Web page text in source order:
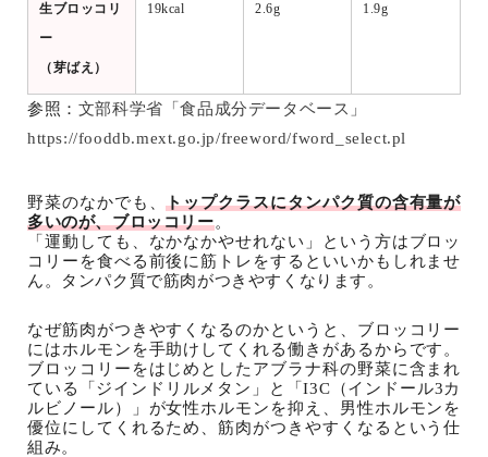
生ブロッコリ
ー
（芽ばえ）
19kcal 2.6g 1.9g
参照： 文部科学省「食品成分データベース」
https://fooddb.mext.go.jp/freeword/fword_select.pl
野菜のなかでも、トップクラスにタンパク質の含有量が
多いのが、ブロッコリー。
「運動しても、なかなかやせれない」という方はブロッ
コリーを食べる前後に筋トレをするといいかもしれませ
ん。タンパク質で筋肉がつきやすくなります。
なぜ筋肉がつきやすくなるのかというと、ブロッコリー
にはホルモンを手助けしてくれる働きがあるからです。
ブロッコリーをはじめとしたアブラナ科の野菜に含まれ
ている「ジインドリルメタン」と「I3C（インドール3カ
ルビノール）」が女性ホルモンを抑え、男性ホルモンを
優位にしてくれるため、筋肉がつきやすくなるという仕
組み。